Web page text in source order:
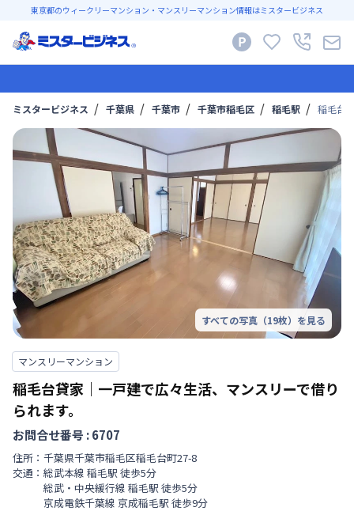
東京都のウィークリーマンション・マンスリーマンション情報はミスタービジネス
ミスタービジネス 千葉県 千葉市 千葉市稲毛区 稲毛駅 稲毛台
すべての写真（19枚）を見る
マンスリーマンション
稲毛台貸家｜一戸建で広々生活、マンスリーで借り
られます。
お問合せ番号 :6707
住所： 千葉県千葉市稲毛区稲毛台町27-8
交通： 総武本線 稲毛駅 徒歩5分
総武・中央緩行線 稲毛駅 徒歩5分
京成電鉄千葉線 京成稲毛駅 徒歩9分